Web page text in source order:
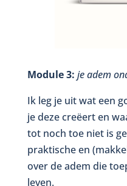
Module 3: je adem
Ik leg je uit wat een
je deze creëert en
tot noch toe niet is
praktische en
over de adem die
leven.